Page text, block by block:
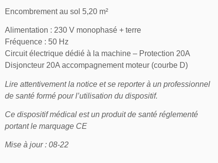
Encombrement au sol 5,20 m²
Alimentation : 230 V monophasé + terre
Fréquence : 50 Hz
Circuit électrique dédié à la machine – Protection 20A
Disjoncteur 20A accompagnement moteur (courbe D)
Lire attentivement la notice et se reporter à un professionnel
de santé formé pour l’utilisation du dispositif.
Ce dispositif médical est un produit de santé réglementé
portant le marquage CE
Mise à jour : 08-22